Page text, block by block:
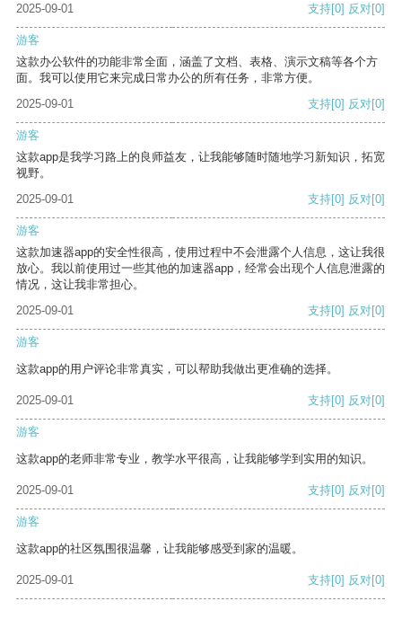
2025-09-01 支持[0] 反对[0]
游客
这款办公软件的功能非常全面，涵盖了文档、表格、演示文稿等各个方
面。我可以使用它来完成日常办公的所有任务，非常方便。
2025-09-01
支持[0] 反对[0]
游客
这款app是我学习路上的良师益友，让我能够随时随地学习新知识，拓宽
视野。
2025-09-01
支持[0] 反对[0]
游客
这款加速器app的安全性很高，使用过程中不会泄露个人信息，这让我很
放心。我以前使用过一些其他的加速器app，经常会出现个人信息泄露的
情况，这让我非常担心。
2025-09-01
支持[0] 反对[0]
游客
这款app的用户评论非常真实，可以帮助我做出更准确的选择。
2025-09-01 支持[0] 反对[0]
游客
这款app的老师非常专业，教学水平很高，让我能够学到实用的知识。
2025-09-01 支持[0] 反对[0]
游客
这款app的社区氛围很温馨，让我能够感受到家的温暖。
2025-09-01 支持[0] 反对[0]